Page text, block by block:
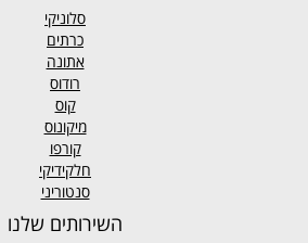
סלוניקי
כרתים
אתונה
רודוס
קוס
מיקונוס
קורפו
חלקידיקי
סנטוריני
השירותים שלנו